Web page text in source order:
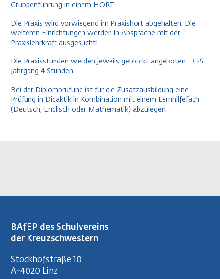
Gruppenführung in einem HORT.
Die Praxis wird vorwiegend im Praxishort abgehalten. Die
weiteren Einrichtungen werden in Absprache mit der
Praxislehrkraft ausgesucht!
Die Praxisstunden werden jeweils geblockt angeboten: 3.-5.
Jahrgang 4 Stunden
Bei der Diplomprüfung ist für die Zusatzausbildung eine
Prüfung in Didaktik in Kombination mit einem Lernhilfefach
(Deutsch, Englisch oder Mathematik) abzulegen.
BAfEP des Schulvereins
der Kreuzschwestern
Stockhofstraße 10
A-4020 Linz